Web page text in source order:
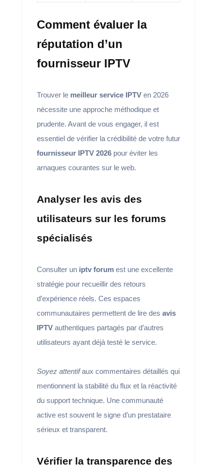
Comment évaluer la
réputation d’un
fournisseur IPTV
Trouver le meilleur service IPTVen 2026
nécessite une approche méthodique et
prudente. Avant de vous engager, il est
essentiel de vérifier la crédibilité de votre futur
fournisseur IPTV 2026pour éviter les
arnaques courantes sur le web.
Analyser les avis des
utilisateurs sur les forums
spécialisés
Consulter un iptv forumest une excellente
stratégie pour recueillir des retours
d’expérience réels. Ces espaces
communautaires permettent de lire des avis
IPTVauthentiques partagés par d’autres
utilisateurs ayant déjà testé le service.
Soyez attentifaux commentaires détaillés qui
mentionnent la stabilité du flux et la réactivité
du support technique. Une communauté
active est souvent le signe d’un prestataire
sérieux et transparent.
Vérifier la transparence des